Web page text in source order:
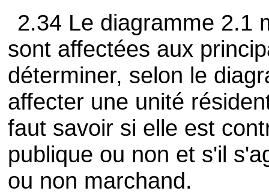
2.34 Le diagramme 2.1
sont affectées aux
déterminer, selon le
affecter une unité
faut savoir si elle est
publique ou non et s'il
ou non marchand.